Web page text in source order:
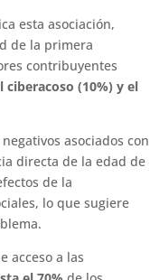
esta asociación,
de la primera
contribuyentes
ciberacoso (10%) y el
asociados con
directa de la edad de
de la
lo que sugiere
acceso a las